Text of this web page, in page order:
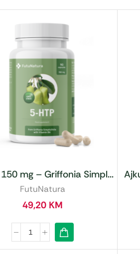
mg – Griffonia Simpl...
FutuNatura
49,20 KM